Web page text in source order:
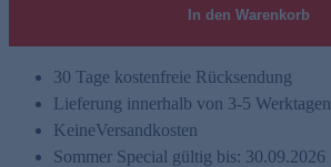
In den Warenkorb
30 Tage kostenfreie Rücksendung
Lieferung innerhalb von 3-5 Werktagen
KeineVersandkosten
Sommer Special gültig bis: 30.09.2026